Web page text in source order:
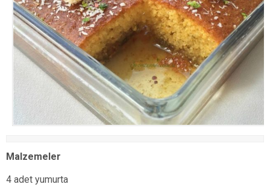
Malzemeler
4 adet yumurta